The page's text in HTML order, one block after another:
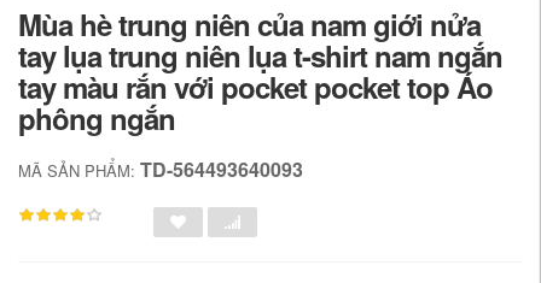
Mùa hè trung niên của nam giới nửa
tay lụa trung niên lụa t-shirt nam ngắn
tay màu rắn với pocket pocket top Áo
phông ngắn
MÃ SẢN PHẨM: TD-564493640093